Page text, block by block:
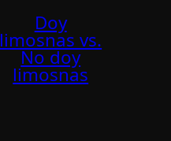
Doy
limosnas vs.
No doy
limosnas